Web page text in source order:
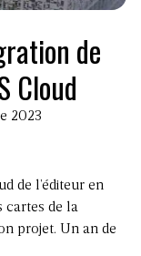
de
Cloud
2023
de l’éditeur en
cartes de la
projet. Un an de